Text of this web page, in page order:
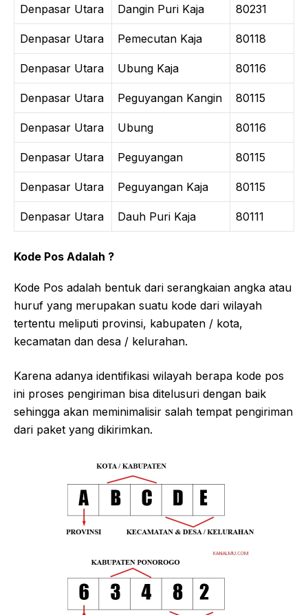
Denpasar Utara Dangin Puri Kaja 80231
Denpasar Utara Pemecutan Kaja 80118
Denpasar Utara Ubung Kaja 80116
Denpasar Utara Peguyangan Kangin 80115
Denpasar Utara Ubung 80116
Denpasar Utara Peguyangan 80115
Denpasar Utara Peguyangan Kaja 80115
Denpasar Utara Dauh Puri Kaja 80111
Kode Pos Adalah ?
Kode Pos adalah bentuk dari serangkaian angka atau
huruf yang merupakan suatu kode dari wilayah
tertentu meliputi provinsi, kabupaten / kota,
kecamatan dan desa / kelurahan.
Karena adanya identifikasi wilayah berapa kode pos
ini proses pengiriman bisa ditelusuri dengan baik
sehingga akan meminimalisir salah tempat pengiriman
dari paket yang dikirimkan.